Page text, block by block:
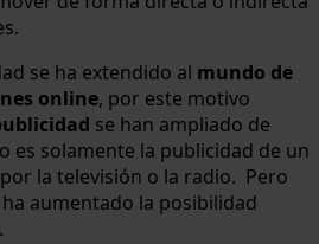
se ha extendido al mundo de
online, por este motivo
se han ampliado de
es solamente la publicidad de un
la televisión o la radio. Pero
aumentado la posibilidad